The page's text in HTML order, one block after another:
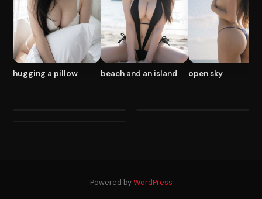
hugging a pillow beach and an island open sky
Powered byWordPress